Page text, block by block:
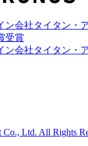
Co., Ltd. All Rights